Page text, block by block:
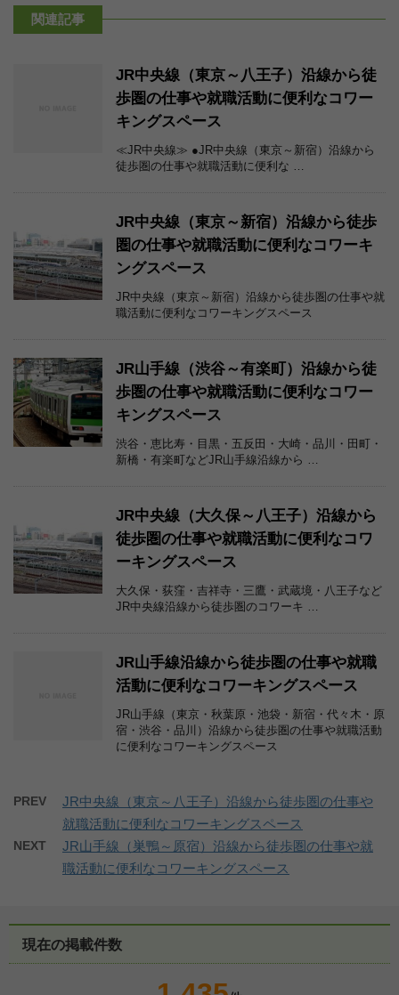
関連記事
JR中央線（東京～八王子）沿線から徒
歩圏の仕事や就職活動に便利なコワー
キングスペース
≪JR中央線≫ ●JR中央線（東京～新宿）沿線から
徒歩圏の仕事や就職活動に便利な …
JR中央線（東京～新宿）沿線から徒歩
圏の仕事や就職活動に便利なコワーキ
ングスペース
JR中央線（東京～新宿）沿線から徒歩圏の仕事や就
職活動に便利なコワーキングスペース
JR山手線（渋谷～有楽町）沿線から徒
歩圏の仕事や就職活動に便利なコワー
キングスペース
渋谷・恵比寿・目黒・五反田・大崎・品川・田町・
新橋・有楽町などJR山手線沿線から …
JR中央線（大久保～八王子）沿線から
徒歩圏の仕事や就職活動に便利なコワ
ーキングスペース
大久保・荻窪・吉祥寺・三鷹・武蔵境・八王子など
JR中央線沿線から徒歩圏のコワーキ …
JR山手線沿線から徒歩圏の仕事や就職
活動に便利なコワーキングスペース
JR山手線（東京・秋葉原・池袋・新宿・代々木・原
宿・渋谷・品川）沿線から徒歩圏の仕事や就職活動
に便利なコワーキングスペース
PREV
JR中央線（東京～八王子）沿線から徒歩圏の仕事や
就職活動に便利なコワーキングスペース
NEXT
JR山手線（巣鴨～原宿）沿線から徒歩圏の仕事や就
職活動に便利なコワーキングスペース
現在の掲載件数